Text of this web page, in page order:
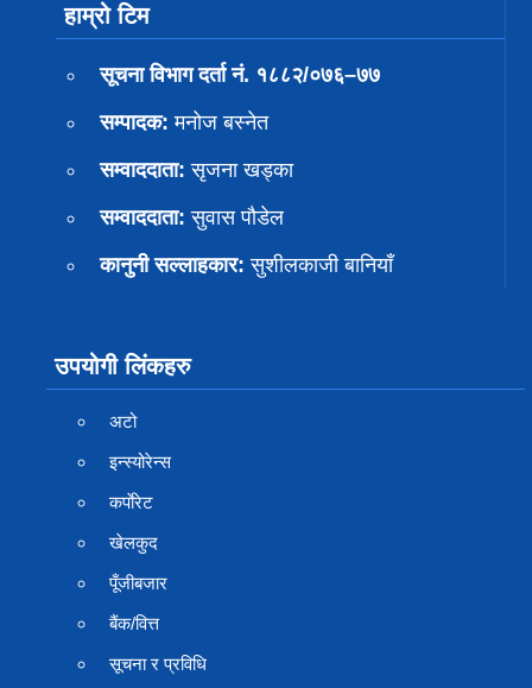
हाम्रो टिम
सूचना विभाग दर्ता नं. १८८२/०७६–७७
सम्पादक: मनोज बस्नेत
सम्वाददाता: सृजना खड्का
सम्वाददाता: सुवास पाैडेल
कानुनी सल्लाहकार: सुशीलकाजी बानियाँ
उपयोगी लिंकहरु
अटो
इन्स्योरेन्स
कर्पाेरेट
खेलकुद
पूँजीबजार
बैंक/वित्त
सूचना र प्रविधि